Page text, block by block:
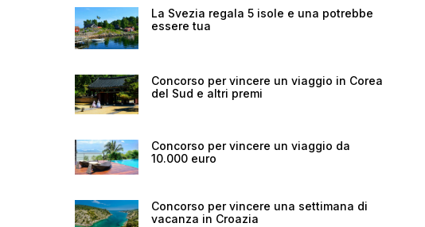
La Svezia regala 5 isole e una potrebbe
essere tua
Concorso per vincere un viaggio in Corea
del Sud e altri premi
Concorso per vincere un viaggio da
10.000 euro
Concorso per vincere una settimana di
vacanza in Croazia